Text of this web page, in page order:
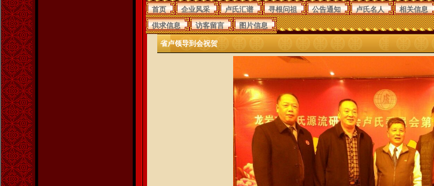
首页 企业风采 卢氏汇谱 寻根问祖 公告通知 卢氏名人 相关信息
供求信息
访客留言 图片信息
省卢领导到会祝贺